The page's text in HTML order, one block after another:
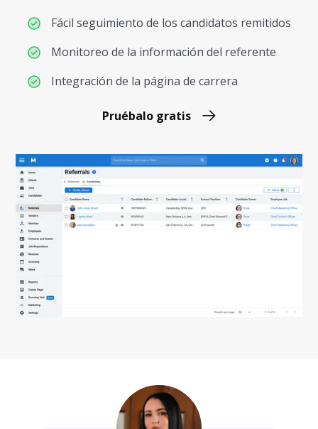
Fácil seguimiento de los candidatos remitidos
Monitoreo de la información del referente
Integración de la página de carrera
Pruébalo gratis